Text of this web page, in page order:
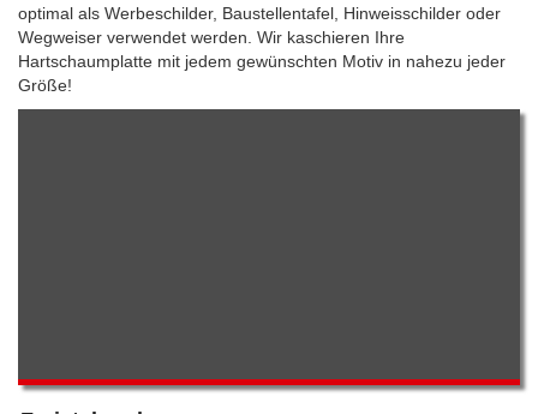
optimal als Werbeschilder, Baustellentafel, Hinweisschilder oder
Wegweiser verwendet werden. Wir kaschieren Ihre
Hartschaumplatte mit jedem gewünschten Motiv in nahezu jeder
Größe!